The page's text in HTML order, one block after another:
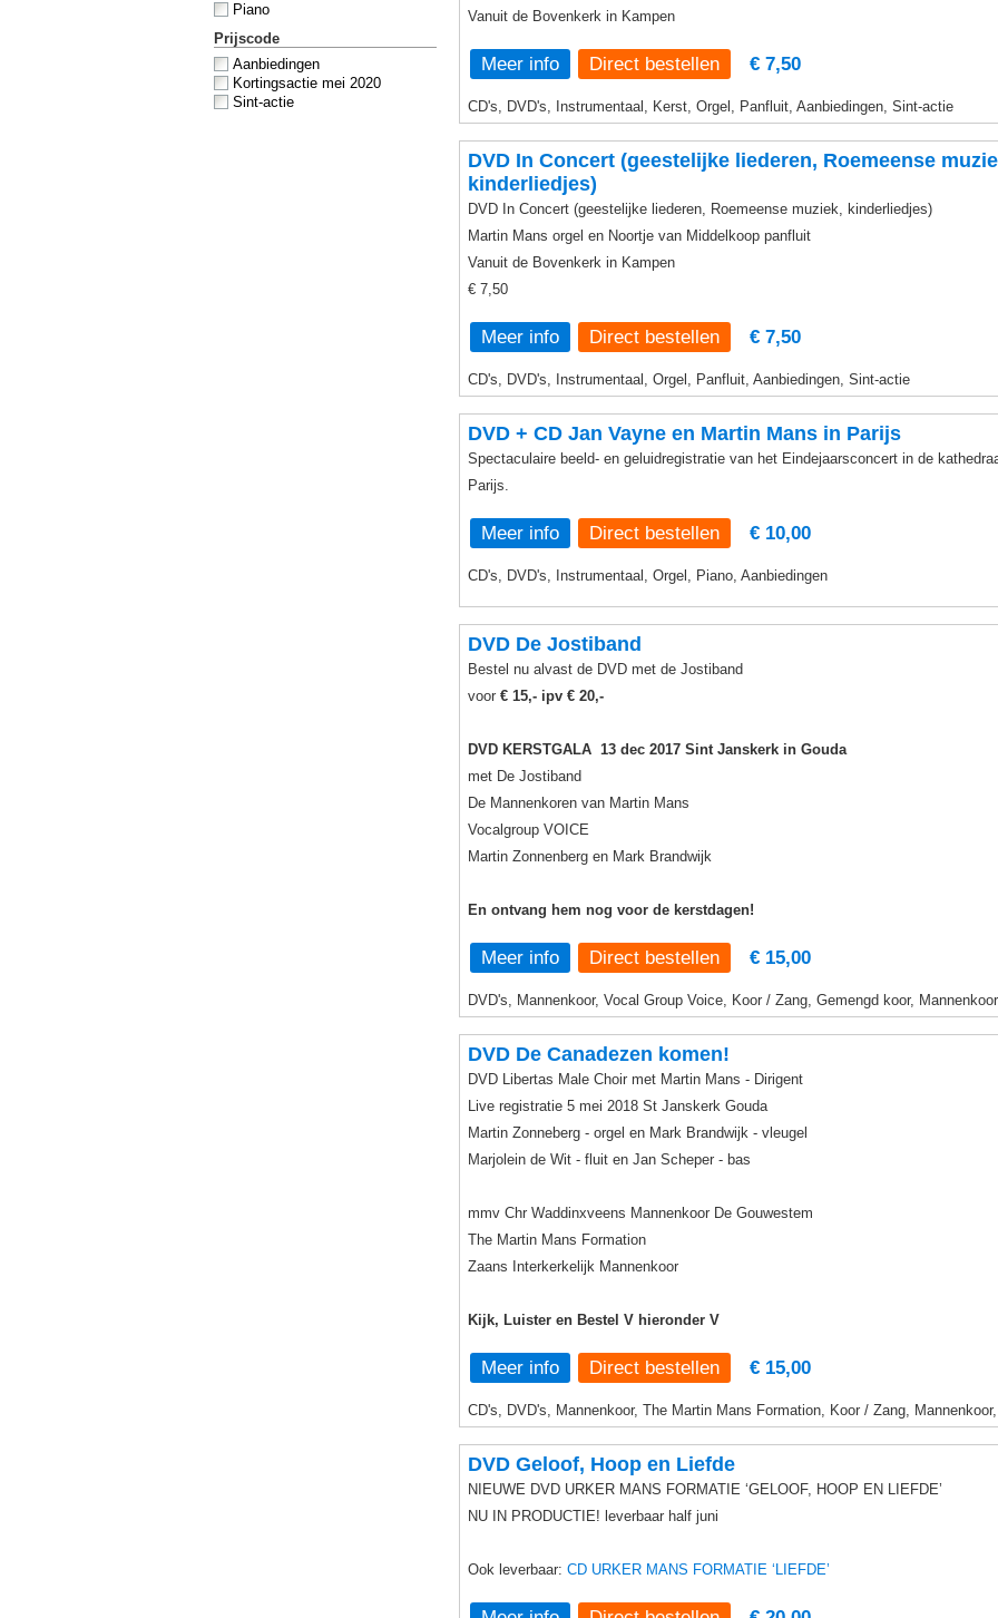
Piano
Prijscode
Aanbiedingen
Kortingsactie mei 2020
Sint-actie
Vanuit de Bovenkerk in Kampen
Meer info € 7,50
CD's, DVD's, Instrumentaal, Kerst, Orgel, Panfluit, Aanbiedingen, Sint-actie
DVD In Concert (geestelijke liederen, Roemeense
kinderliedjes)
DVD In Concert (geestelijke liederen, Roemeense muziek, kinderliedjes)
Martin Mans orgel en Noortje van Middelkoop panfluit
Vanuit de Bovenkerk in Kampen
€ 7,50
Meer info € 7,50
CD's, DVD's, Instrumentaal, Orgel, Panfluit, Aanbiedingen, Sint-actie
DVD + CD Jan Vayne en Martin Mans in Parijs
Spectaculaire beeld- en geluidregistratie van het Eindejaarsconcert in de
Parijs.
Meer info € 10,00
CD's, DVD's, Instrumentaal, Orgel, Piano, Aanbiedingen
DVD De Jostiband
Bestel nu alvast de DVD met de Jostiband
voor € 15,- ipv € 20,-
DVD KERSTGALA 13 dec 2017 Sint Janskerk in Gouda
met De Jostiband
De Mannenkoren van Martin Mans
Vocalgroup VOICE
Martin Zonnenberg en Mark Brandwijk
En ontvang hem nog voor de kerstdagen!
Meer info € 15,00
DVD's, Mannenkoor, Vocal Group Voice, Koor / Zang, Gemengd koor,
DVD De Canadezen komen!
DVD Libertas Male Choir met Martin Mans - Dirigent
Live registratie 5 mei 2018 St Janskerk Gouda
Martin Zonneberg - orgel en Mark Brandwijk - vleugel
Marjolein de Wit - fluit en Jan Scheper - bas
mmv Chr Waddinxveens Mannenkoor De Gouwestem
The Martin Mans Formation
Zaans Interkerkelijk Mannenkoor
Kijk, Luister en Bestel V hieronder V
Meer info € 15,00
CD's, DVD's, Mannenkoor, The Martin Mans Formation, Koor / Zang,
DVD Geloof, Hoop en Liefde
NIEUWE DVD URKER MANS FORMATIE ‘GELOOF, HOOP EN LIEFDE’
NU IN PRODUCTIE! leverbaar half juni
Ook leverbaar: CD URKER MANS FORMATIE ‘LIEFDE’